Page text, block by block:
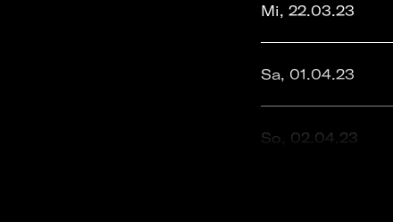
Mi, 22.03.23
Sa, 01.04.23
So, 02.04.23